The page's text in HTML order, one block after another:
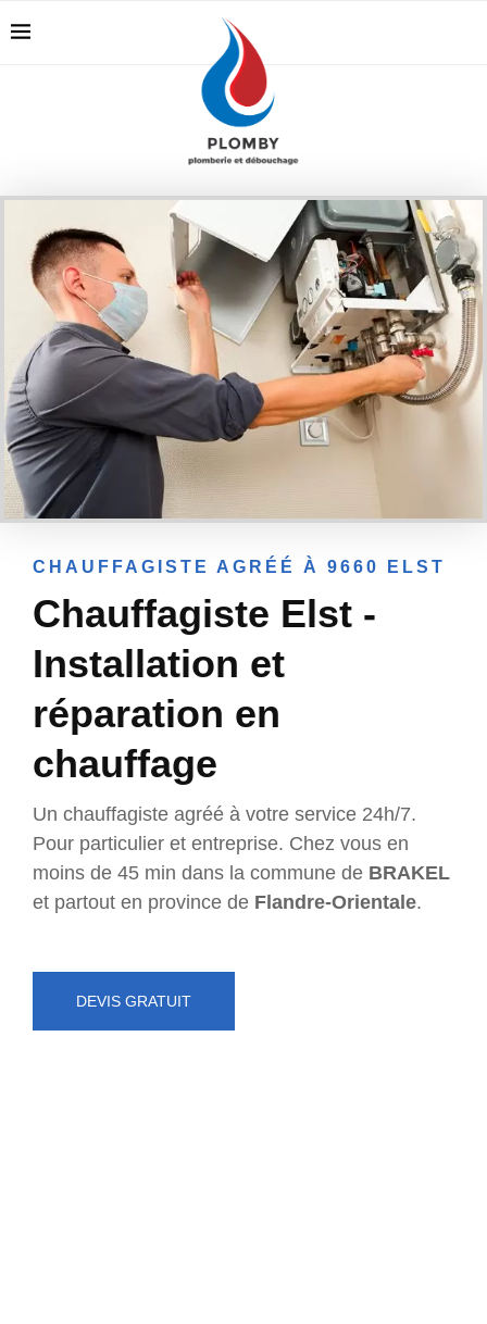
CHAUFFAGISTE AGRÉÉ À 9660 ELST
Chauffagiste Elst -
Installation et
réparation en
chauffage
Un chauffagiste agréé à votre service 24h/7.
Pour particulier et entreprise. Chez vous en
moins de 45 min dans la commune de BRAKEL
et partout en province de Flandre-Orientale.
DEVIS GRATUIT